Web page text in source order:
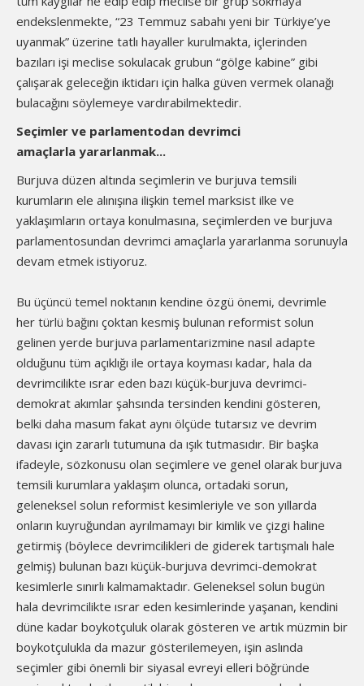
endekslenmekte, “23 Temmuz sabahı yeni bir Türkiye’ye
uyanmak” üzerine tatlı hayaller kurulmakta, içlerinden
bazıları işi meclise sokulacak grubun “gölge kabine” gibi
çalışarak geleceğin iktidarı için halka güven vermek olanağı
bulacağını söylemeye vardırabilmektedir.
Seçimler ve parlamentodan devrimci
amaçlarla yararlanmak...
Burjuva düzen altında seçimlerin ve burjuva temsili
kurumların ele alınışına ilişkin temel marksist ilke ve
yaklaşımların ortaya konulmasına, seçimlerden ve burjuva
parlamentosundan devrimci amaçlarla yararlanma sorunuyla
devam etmek istiyoruz.
Bu üçüncü temel noktanın kendine özgü önemi, devrimle
her türlü bağını çoktan kesmiş bulunan reformist solun
gelinen yerde burjuva parlamentarizmine nasıl adapte
olduğunu tüm açıklığı ile ortaya koyması kadar, hala da
devrimcilikte ısrar eden bazı küçük-burjuva devrimci-
demokrat akımlar şahsında tersinden kendini gösteren,
belki daha masum fakat aynı ölçüde tutarsız ve devrim
davası için zararlı tutumuna da ışık tutmasıdır. Bir başka
ifadeyle, sözkonusu olan seçimlere ve genel olarak burjuva
temsili kurumlara yaklaşım olunca, ortadaki sorun,
geleneksel solun reformist kesimleriyle ve son yıllarda
onların kuyruğundan ayrılmamayı bir kimlik ve çizgi haline
getirmiş (böylece devrimcilikleri de giderek tartışmalı hale
gelmiş) bulunan bazı küçük-burjuva devrimci-demokrat
kesimlerle sınırlı kalmamaktadır. Geleneksel solun bugün
hala devrimcilikte ısrar eden kesimlerinde yaşanan, kendini
düne kadar boykotçuluk olarak gösteren ve artık müzmin bir
boykotçulukla da mazur gösterilemeyen, işin aslında
seçimler gibi önemli bir siyasal evreyi elleri böğründe